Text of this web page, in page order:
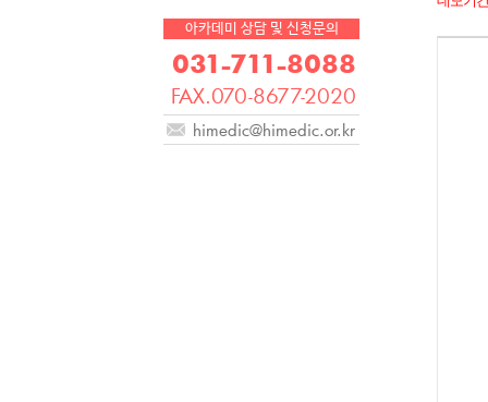
아카데미 상담 및 신청문의
031-711-8088
FAX.070-8677-2020
himedic@himedic.or.kr